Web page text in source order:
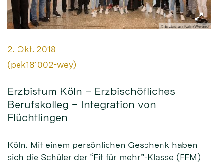
© Erzbistum Köln/Weyand
Datum:
2. Okt. 2018
Von:
(pek181002-wey)
Erzbistum Köln – Erzbischöfliches
Berufskolleg – Integration von
Flüchtlingen
Köln. Mit einem persönlichen Geschenk haben
sich die Schüler der “Fit für mehr”-Klasse (FFM)